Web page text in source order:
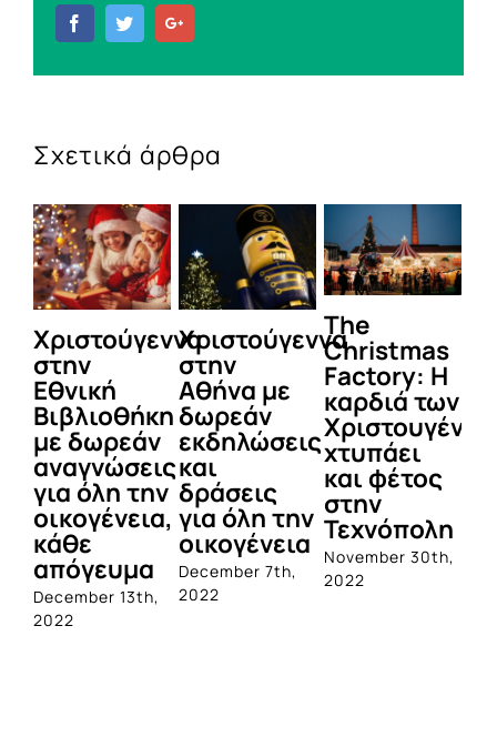
FacebookTwitter
Σχετικά άρθρα
Χριστούγεννα
στην
Εθνική
Βιβλιοθήκη
με δωρεάν
αναγνώσεις
για όλη την
οικογένεια,
κάθε
απόγευμα
December 13th,
2022
Χριστούγεννα
στην
Αθήνα με
δωρεάν
εκδηλώσεις
και
δράσεις
για όλη την
οικογένεια
December 7th,
2022
The
Christmas
Factory: Η
καρδιά των
χτυπάει
και φέτος
στην
Τεχνόπολη
November 30th,
2022